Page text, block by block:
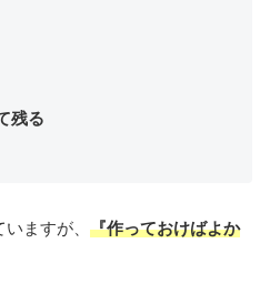
残る
ますが、 『作っておけばよか